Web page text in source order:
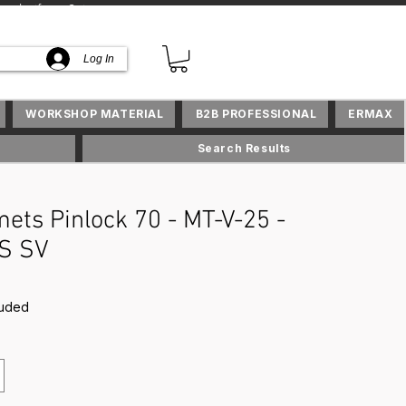
en Suisse
Log In
Pinlock 70 - MT-V-25 -
SV
WORKSHOP MATERIAL B2B PROFESSIONAL ERMAX
Search Results